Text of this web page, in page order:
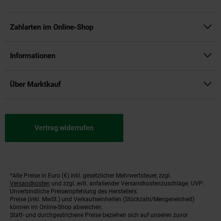
Zahlarten im Online-Shop
Informationen
Über Marktkauf
Vertrag widerrufen
Fußnoten
*Alle Preise in Euro (€) inkl. gesetzlicher Mehrwertsteuer, zzgl.
Versandkosten und zzgl. evtl. anfallender Versandkostenzuschläge. UVP:
Unverbindliche Preisempfehlung des Herstellers.
Preise (inkl. MwSt.) und Verkaufseinheiten (Stückzahl/Mengeneinheit)
können im Online-Shop abweichen.
Statt- und durchgestrichene Preise beziehen sich auf unseren zuvor